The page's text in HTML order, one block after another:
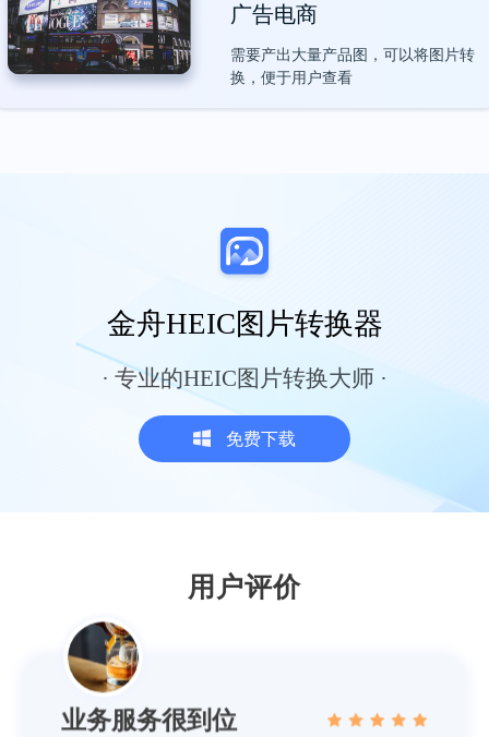
广告电商
需要产出大量产品图，可以将图片转
换，便于用户查看
金舟HEIC图片转换器
· 专业的HEIC图片转换大师 ·
免费下载
用户评价
很实用的一款软件
很需要这个软件
做广告设计，真的很需要这个软件，一些大
的GIF图，超出大小规格就无法上传，就可以
用金舟视频压缩软件，把过大的GIF图片压缩
业务服务很到位